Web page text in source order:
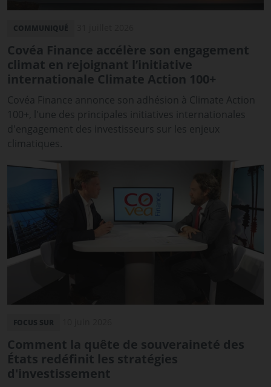
Covéa Finance accélère son engagement
climat en rejoignant l’initiative
internationale Climate Action 100+
Covéa Finance annonce son adhésion à Climate Action
100+, l'une des principales initiatives internationales
d'engagement des investisseurs sur les enjeux
climatiques.
Comment la quête de souveraineté des
États redéfinit les stratégies
d'investissement